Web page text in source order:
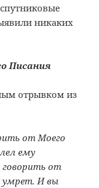
никаких
Писания
отрывком из
от Моего
ему
говорить от
умрет. И вы